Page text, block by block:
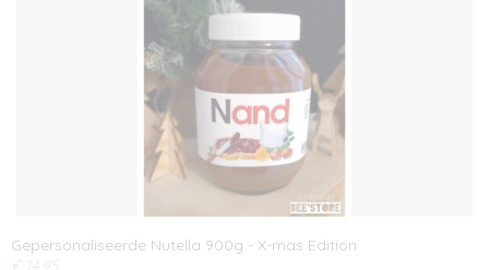
Gepersonaliseerde Nutella 900g - X-mas Edition
€ 14,95